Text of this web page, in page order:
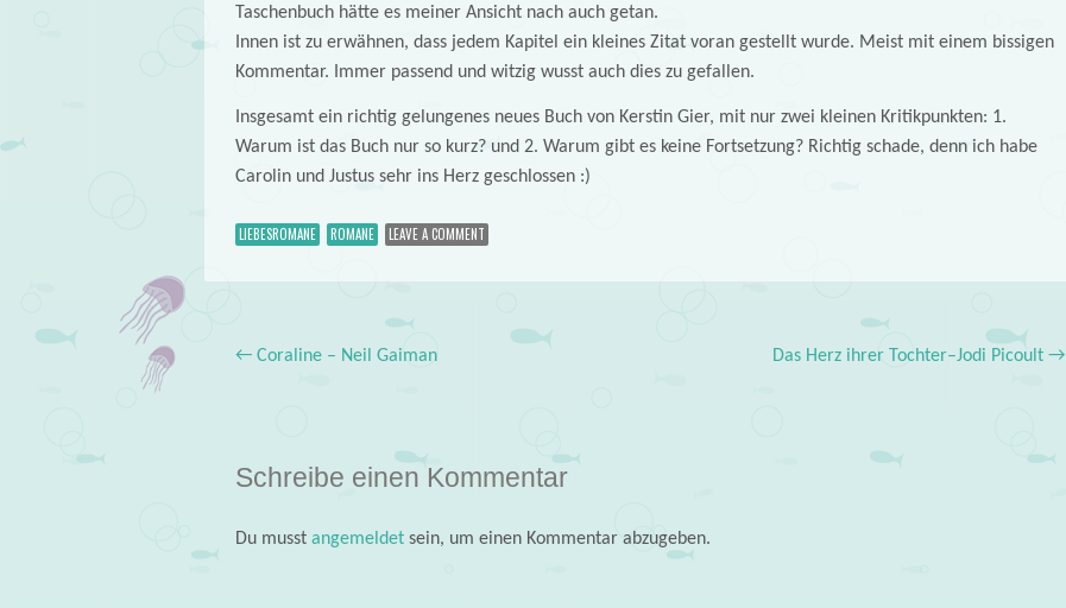
Taschenbuch hätte es meiner Ansicht nach auch getan.
Innen ist zu erwähnen, dass jedem Kapitel ein kleines Zitat voran gestellt wurde. Meist mit einem bissigen
Kommentar. Immer passend und witzig wusst auch dies zu gefallen.
Insgesamt ein richtig gelungenes neues Buch von Kerstin Gier, mit nur zwei kleinen Kritikpunkten: 1.
Warum ist das Buch nur so kurz? und 2. Warum gibt es keine Fortsetzung? Richtig schade, denn ich habe
Carolin und Justus sehr ins Herz geschlossen :)
LIEBESROMANE ROMANE LEAVE A COMMENT
Post navigation
←Coraline – Neil Gaiman Das Herz ihrer Tochter–Jodi Picoult→
Schreibe einen Kommentar
Du musst angemeldetsein, um einen Kommentar abzugeben.